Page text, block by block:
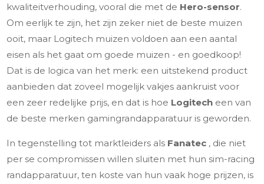
kwaliteitverhouding, vooral die met de Hero-sensor.
Om eerlijk te zijn, het zijn zeker niet de beste muizen
ooit, maar Logitech muizen voldoen aan een aantal
eisen als het gaat om goede muizen - en goedkoop!
Dat is de logica van het merk: een uitstekend product
aanbieden dat zoveel mogelijk vakjes aankruist voor
een zeer redelijke prijs, en dat is hoe Logitech een van
de beste merken gamingrandapparatuur is geworden.
In tegenstelling tot marktleiders als Fanatec , die niet
per se compromissen willen sluiten met hun sim-racing
randapparatuur, ten koste van hun vaak hoge prijzen, is